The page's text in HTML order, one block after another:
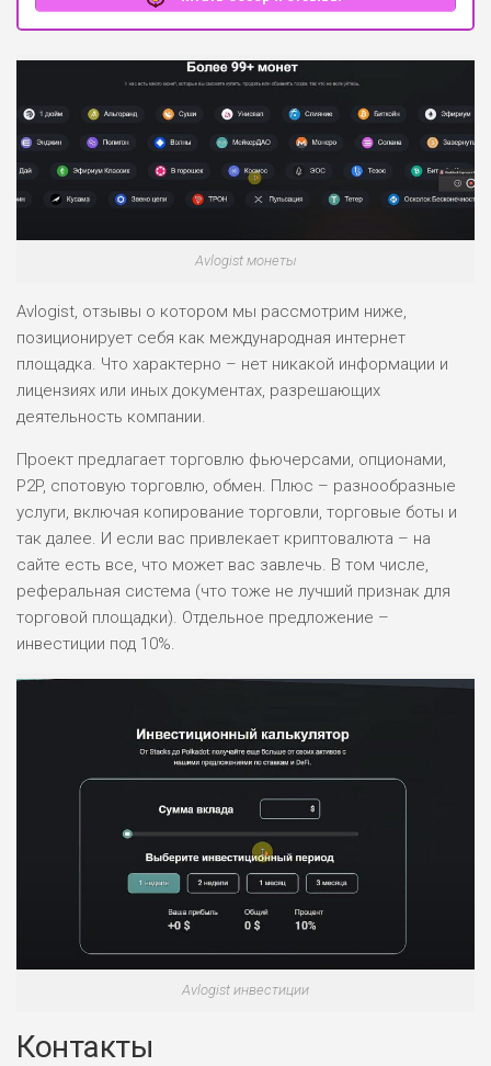
Avlogist монеты
Avlogist, отзывы о котором мы рассмотрим ниже,
позиционирует себя как международная интернет
площадка. Что характерно – нет никакой информации и
лицензиях или иных документах, разрешающих
деятельность компании.
Проект предлагает торговлю фьючерсами, опционами,
P2P, спотовую торговлю, обмен. Плюс – разнообразные
услуги, включая копирование торговли, торговые боты и
так далее. И если вас привлекает криптовалюта – на
сайте есть все, что может вас завлечь. В том числе,
реферальная система (что тоже не лучший признак для
торговой площадки). Отдельное предложение –
инвестиции под 10%.
Avlogist инвестиции
Контакты